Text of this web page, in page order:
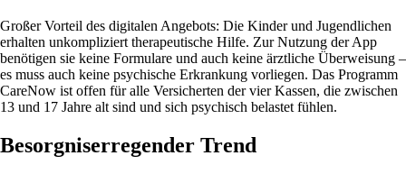
Großer Vorteil des digitalen Angebots: Die Kinder und Jugendlichen
erhalten unkompliziert therapeutische Hilfe. Zur Nutzung der App
benötigen sie keine Formulare und auch keine ärztliche Überweisung –
es muss auch keine psychische Erkrankung vorliegen. Das Programm
CareNow ist offen für alle Versicherten der vier Kassen, die zwischen
13 und 17 Jahre alt sind und sich psychisch belastet fühlen.
Besorgniserregender Trend